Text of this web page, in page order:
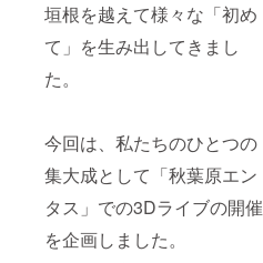
垣根を越えて様々な「初め
て」を生み出してきまし
た。
今回は、私たちのひとつの
集大成として「秋葉原エン
タス」での3Dライブの開催
を企画しました。